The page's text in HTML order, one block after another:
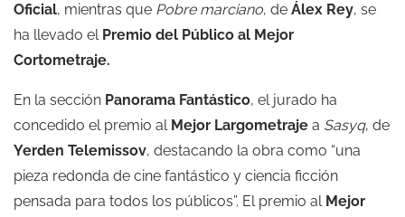
Oficial, mientras que Pobre marciano, de Álex Rey, se
ha llevado el Premio del Público al Mejor
Cortometraje.
En la sección Panorama Fantástico, el jurado ha
concedido el premio alMejor Largometraje a Sasyq, de
Yerden Telemissov, destacando la obra como “una
pieza redonda de cine fantástico y ciencia ficción
pensada para todos los públicos”. El premio al Mejor